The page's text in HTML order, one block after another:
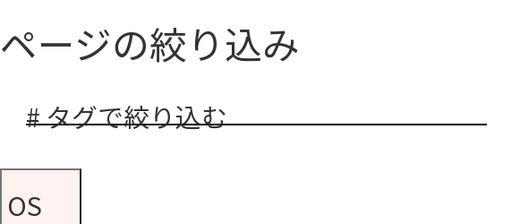
ページの絞り込み
# タグで絞り込む
OS